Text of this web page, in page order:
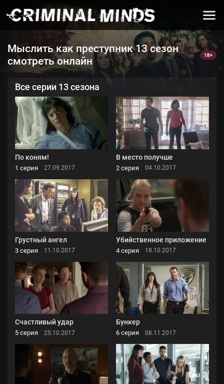
Мыслить как преступник 13 сезон
смотреть онлайн
Все серии 13 сезона
По коням!
1 серия 27.09.2017
В место получше
2 серия 04.10.2017
Грустный ангел
3 серия 11.10.2017
Убийственное приложение
4 серия 18.10.2017
Счастливый удар
5 серия 25.10.2017
Бункер
6 серия 08.11.2017